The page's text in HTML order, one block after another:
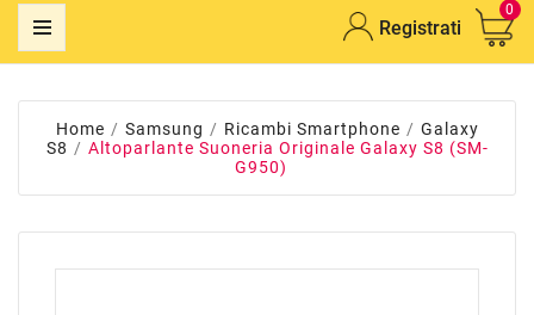
Registrati
0
Home Samsung Ricambi Smartphone
Galaxy
S8
Altoparlante Suoneria Originale Galaxy S8 (SM-
G950)